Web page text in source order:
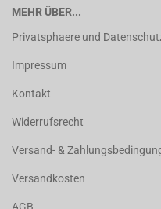
MEHR ÜBER...
Privatsphaere und
Impressum
Kontakt
Widerrufsrecht
Versand- &
Versandkosten